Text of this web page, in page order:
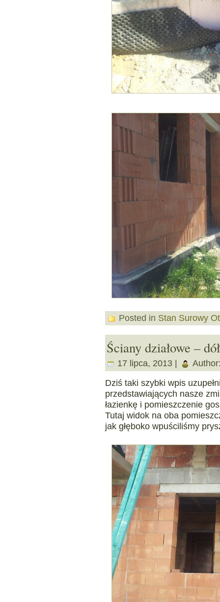
Posted in Stan Surowy
Ściany działowe – dół
17 lipca, 2013 |
Dziś taki szybki wpis
przedstawiających nasze
łazienkę i pomieszczenie
Tutaj widok na oba
jak głęboko wpuściliśmy